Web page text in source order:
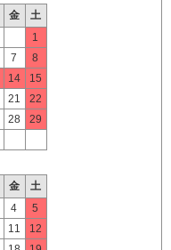
金
土
1
7
8
14
15
21
22
28
29
金
土
4
5
11
12